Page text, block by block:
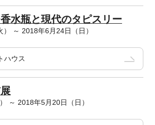
水瓶と現代のタピスリー
～ 2018年6月24日（日）
ハウス
～ 2018年5月20日（日）